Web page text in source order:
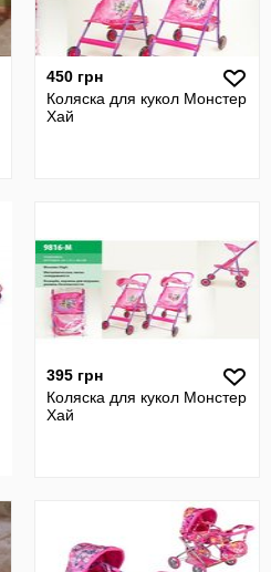
450 грн
Коляска для кукол Монстер
Хай
395 грн
Коляска для кукол Монстер
Хай